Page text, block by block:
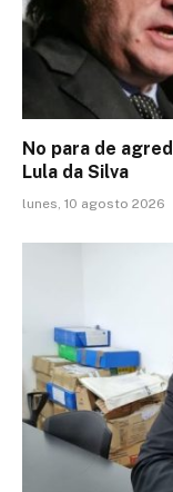
No para de
Lula da Silva
lunes, 10 agosto 2026